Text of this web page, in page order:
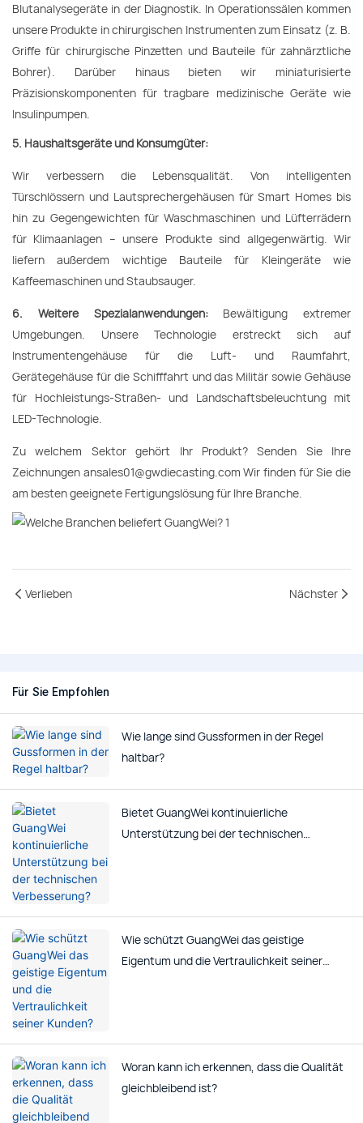
Blutanalysegeräte in der Diagnostik. In Operationssälen kommen
unsere Produkte in chirurgischen Instrumenten zum Einsatz (z. B.
Griffe für chirurgische Pinzetten und Bauteile für zahnärztliche
Bohrer). Darüber hinaus bieten wir miniaturisierte
Präzisionskomponenten für tragbare medizinische Geräte wie
Insulinpumpen.
5. Haushaltsgeräte und Konsumgüter:
Wir verbessern die Lebensqualität. Von intelligenten
Türschlössern und Lautsprechergehäusen für Smart Homes bis
hin zu Gegengewichten für Waschmaschinen und Lüfterrädern
für Klimaanlagen – unsere Produkte sind allgegenwärtig. Wir
liefern außerdem wichtige Bauteile für Kleingeräte wie
Kaffeemaschinen und Staubsauger.
6. Weitere Spezialanwendungen:Bewältigung extremer
Umgebungen. Unsere Technologie erstreckt sich auf
Instrumentengehäuse für die Luft- und Raumfahrt,
Gerätegehäuse für die Schifffahrt und das Militär sowie Gehäuse
für Hochleistungs-Straßen- und Landschaftsbeleuchtung mit
LED-Technologie.
Zu welchem ​​Sektor gehört Ihr Produkt? Senden Sie Ihre
Zeichnungen ansales01@gwdiecasting.com Wir finden für Sie die
am besten geeignete Fertigungslösung für Ihre Branche.
Verlieben Nächster
Für Sie Empfohlen
Wie lange sind Gussformen in der Regel
haltbar?
Bietet GuangWei kontinuierliche
Unterstützung bei der technischen
Wie schützt GuangWei das geistige
Eigentum und die Vertraulichkeit seiner
Woran kann ich erkennen, dass die Qualität
gleichbleibend ist?